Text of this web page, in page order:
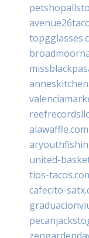
alawaffle.com
united-
tios-
cafecito-